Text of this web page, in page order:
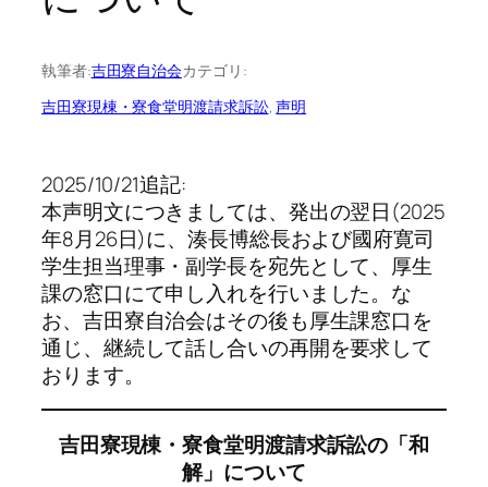
執筆者:吉田寮自治会カテゴリ:
吉田寮現棟・寮食堂明渡請求訴訟, 声明
2025/10/21追記:
本声明文につきましては、発出の翌日(2025
年8月26日)に、湊長博総長および國府寛司
学生担当理事・副学長を宛先として、厚生
課の窓口にて申し入れを行いました。な
お、吉田寮自治会はその後も厚生課窓口を
通じ、継続して話し合いの再開を要求して
おります。
吉田寮現棟・寮食堂明渡請求訴訟の「和
解」について